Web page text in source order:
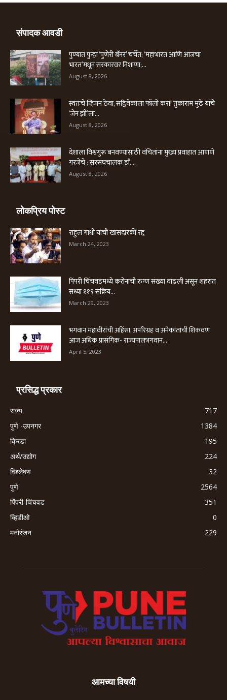
संपादक आवडी
पुण्यात पुन्हा ‘पुणेरी बॅनर’ चर्चेत; ‘महाभारत आणि आजचा
भारत’मधून सरकारवर निशाणा;...
August 8, 2026
स्वतःचे व्हिजन ठेवा, सद्विवेकाला फॉलो करा! तुकाराम मुंढे यांचे
‘जेन झी’ला...
August 8, 2026
देशाला विश्वगुरू बनवण्यासाठी वंचितांना मुख्य प्रवाहात आणणे
गरजेचे : सरसंघचालक डाॅ....
August 8, 2026
लोकप्रिय पोस्ट
राहुल गांधी यांची खासदारकी रद्द
March 24, 2023
पिंपरी चिंचवडमध्ये करोनाची रुग्ण संख्या वाढली असून शहरात
सध्या ११९ सक्रिय...
March 29, 2023
भगवान महावीरांची अहिंसा, अपरिग्रह व अनेकांताची शिकवण
आज अधिक प्रासंगिक- राज्यपालभगवान...
April 5, 2023
प्रसिद्ध प्रकार
राज्य
717
पुणे -उपनगर
1384
क्रिडा
195
अर्थ/उद्योग
224
विश्लेषण
32
पुणे
2564
पिंपरी-चिंचवड
351
व्हिडीओ
0
मनोरंजन
229
आमच्या विषयी